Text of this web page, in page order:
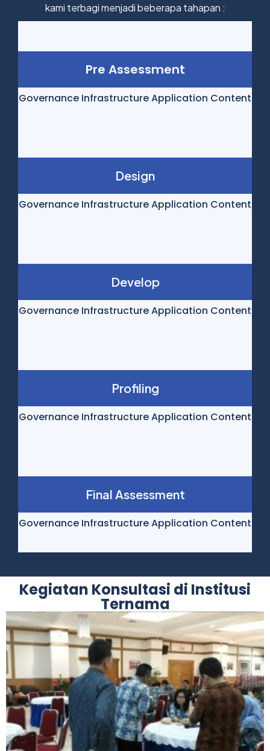
kami terbagi menjadi beberapa tahapan :
Pre Assessment
Governance Infrastructure Application Content
Design
Governance Infrastructure Application Content
Develop
Governance Infrastructure Application Content
Profiling
Governance Infrastructure Application Content
Final Assessment
Governance Infrastructure Application Content
Kegiatan Konsultasi di Institusi
Ternama